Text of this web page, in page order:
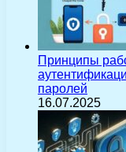
Принципы
паролей
16.07.2025